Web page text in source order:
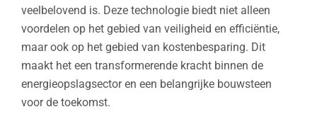
veelbelovend is. Deze technologie biedt niet alleen
voordelen op het gebied van veiligheid en efficiëntie,
maar ook op het gebied van kostenbesparing. Dit
maakt het een transformerende kracht binnen de
energieopslagsector en een belangrijke bouwsteen
voor de toekomst.